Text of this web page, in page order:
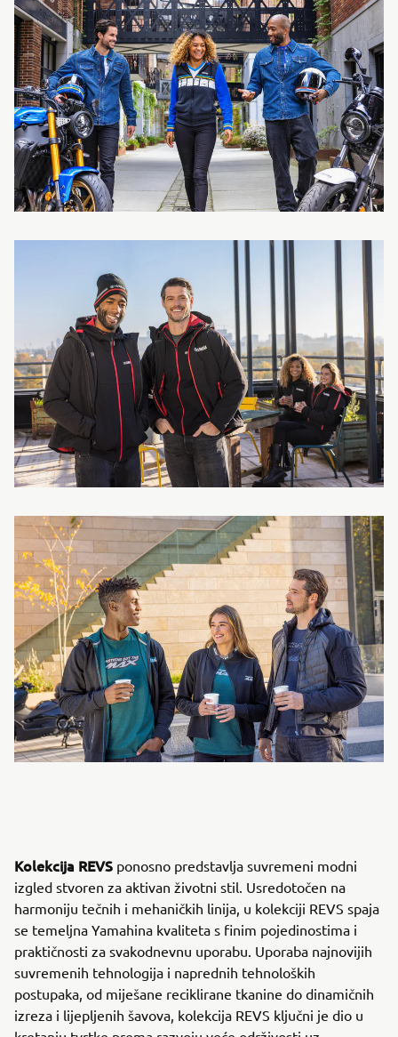
Kolekcija REVS ponosno predstavlja suvremeni modni
izgled stvoren za aktivan životni stil. Usredotočen na
harmoniju tečnih i mehaničkih linija, u kolekciji REVS spaja
se temeljna Yamahina kvaliteta s finim pojedinostima i
praktičnosti za svakodnevnu uporabu. Uporaba najnovijih
suvremenih tehnologija i naprednih tehnoloških
postupaka, od miješane reciklirane tkanine do dinamičnih
izreza i lijepljenih šavova, kolekcija REVS ključni je dio u